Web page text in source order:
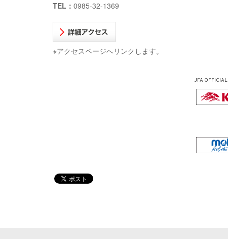
TEL： 0985-32-1369
※アクセスページへリンクします。
JFA OFFICIAL